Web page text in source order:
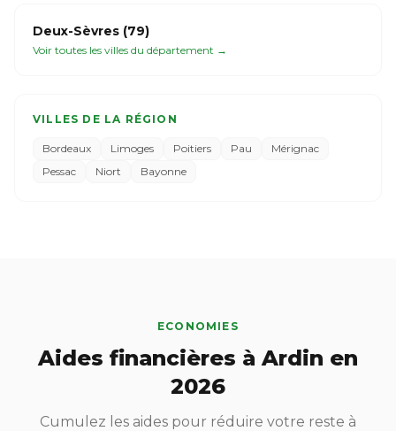
Deux-Sèvres (79)
Voir toutes les villes du département →
VILLES DE LA RÉGION
Bordeaux Limoges Poitiers Pau
Mérignac
Pessac
Niort Bayonne
ECONOMIES
Aides financières à Ardin en
2026
Cumulez les aides pour réduire votre reste à